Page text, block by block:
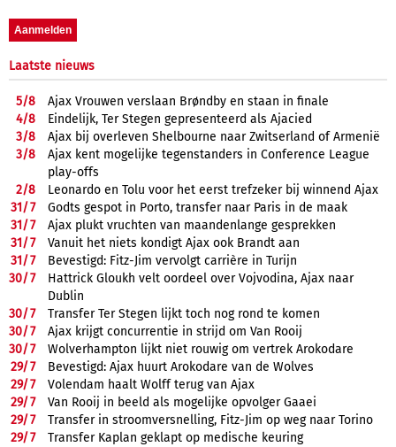
Laatste nieuws
5/8
Ajax Vrouwen verslaan Brøndby en staan in finale
4/8
Eindelijk, Ter Stegen gepresenteerd als Ajacied
3/8
Ajax bij overleven Shelbourne naar Zwitserland of Armenië
3/8
Ajax kent mogelijke tegenstanders in Conference League
play-offs
2/8
Leonardo en Tolu voor het eerst trefzeker bij winnend Ajax
31/7
Godts gespot in Porto, transfer naar Paris in de maak
31/7
Ajax plukt vruchten van maandenlange gesprekken
31/7
Vanuit het niets kondigt Ajax ook Brandt aan
31/7
Bevestigd: Fitz-Jim vervolgt carrière in Turijn
30/7
Hattrick Gloukh velt oordeel over Vojvodina, Ajax naar
Dublin
30/7
Transfer Ter Stegen lijkt toch nog rond te komen
30/7
Ajax krijgt concurrentie in strijd om Van Rooij
30/7
Wolverhampton lijkt niet rouwig om vertrek Arokodare
29/7
Bevestigd: Ajax huurt Arokodare van de Wolves
29/7
Volendam haalt Wolff terug van Ajax
29/7
Van Rooij in beeld als mogelijke opvolger Gaaei
29/7
Transfer in stroomversnelling, Fitz-Jim op weg naar Torino
29/7
Transfer Kaplan geklapt op medische keuring